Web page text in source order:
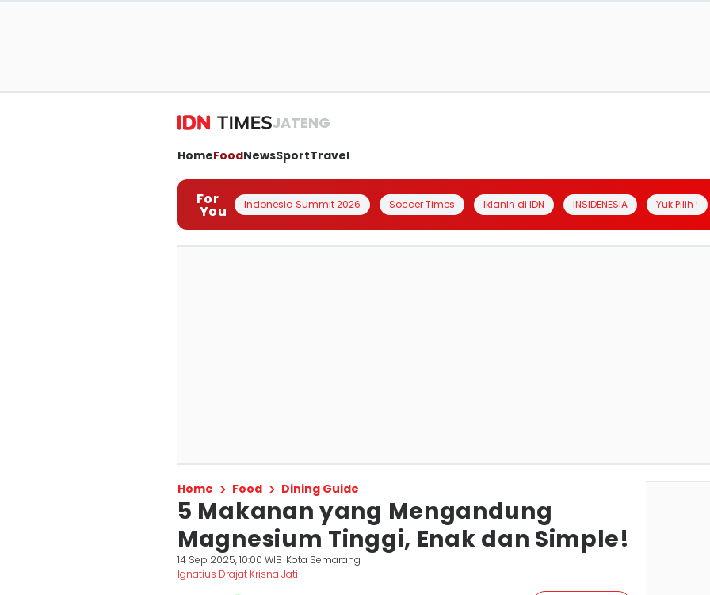
JATENG
HomeFoodNewsSportTravel
For
You Indonesia Summit 2026 Soccer Times Iklanin di IDN INSIDENESIA Yuk Pilih !
Home Food Dining Guide
5 Makanan yang Mengandung
Magnesium Tinggi, Enak dan Simple!
14 Sep 2025, 10:00 WIB Kota Semarang
Ignatius Drajat Krisna Jati